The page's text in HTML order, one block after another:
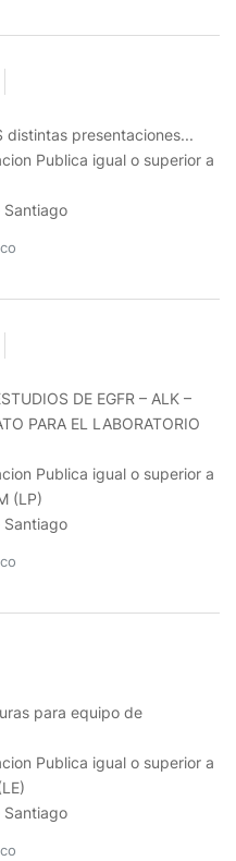
distintas presentaciones...
Publica igual o superior a
Santiago
DE EGFR – ALK –
PARA EL LABORATORIO
Publica igual o superior a
(LP)
Santiago
para equipo de
Publica igual o superior a
Santiago